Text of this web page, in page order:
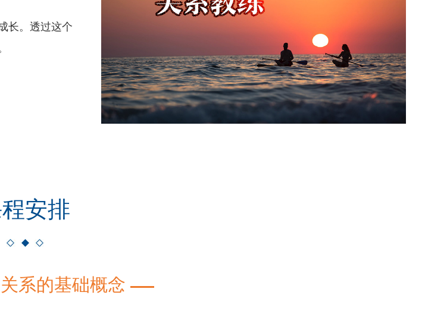
长。透过这个
安排
系的基础概念